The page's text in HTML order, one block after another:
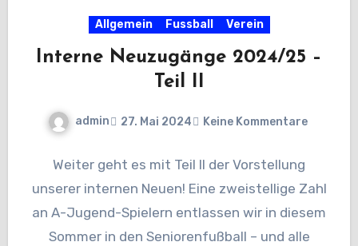
Allgemein Fussball Verein
Interne Neuzugänge 2024/25 –
Teil II
admin 27. Mai 2024 Keine Kommentare
Weiter geht es mit Teil II der Vorstellung
unserer internen Neuen! Eine zweistellige Zahl
an A-Jugend-Spielern entlassen wir in diesem
Sommer in den Seniorenfußball – und alle